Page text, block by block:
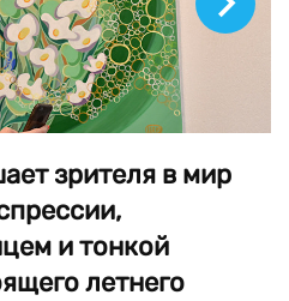
зрителя в мир
и тонкой
летнего